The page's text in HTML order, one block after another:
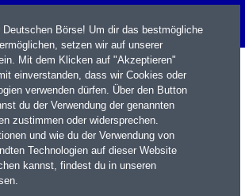
Börse! Um dir das bestmögliche
setzen wir auf unserer
Mit dem Klicken auf "Akzeptieren"
einverstanden, dass wir Cookies oder
verwenden dürfen. Über den Button
du der Verwendung der genannten
zustimmen oder widersprechen.
und wie du der Verwendung von
Technologien auf dieser Website
kannst, findest du in unseren
.